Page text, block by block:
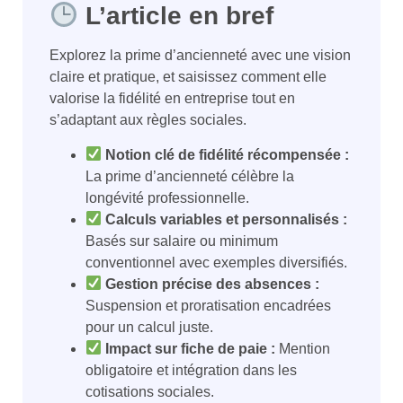
L’article en bref
Explorez la prime d’ancienneté avec une vision
claire et pratique, et saisissez comment elle
valorise la fidélité en entreprise tout en
s’adaptant aux règles sociales.
Notion clé de fidélité récompensée :
La prime d’ancienneté célèbre la
longévité professionnelle.
Calculs variables et personnalisés :
Basés sur salaire ou minimum
conventionnel avec exemples diversifiés.
Gestion précise des absences :
Suspension et proratisation encadrées
pour un calcul juste.
Impact sur fiche de paie : Mention
obligatoire et intégration dans les
cotisations sociales.